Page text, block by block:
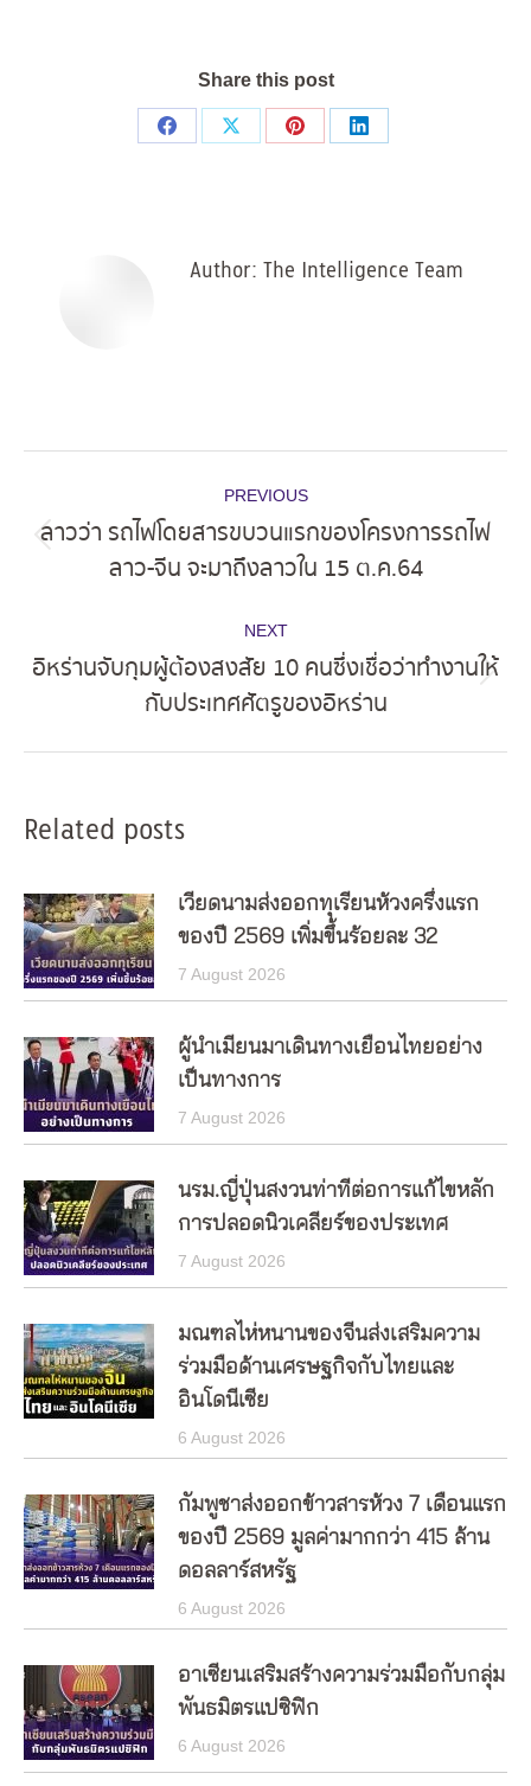
Share this post
Share
Share
Share
Share
Author: The Intelligence Team
navigation
PREVIOUS
Previous
post:
ลาวว่า รถไฟโดยสารขบวนแรกของโครงการรถไฟ
ลาว-จีน จะมาถึงลาวใน 15 ต.ค.64
NEXT
post:
อิหร่านจับกุมผู้ต้องสงสัย 10 คนซึ่งเชื่อว่าทำงานให้
กับประเทศศัตรูของอิหร่าน
Related posts
เวียดนามส่งออกทุเรียนห้วงครึ่งแรก
ของปี 2569 เพิ่มขึ้นร้อยละ 32
7 August 2026
ผู้นำเมียนมาเดินทางเยือนไทยอย่าง
เป็นทางการ
7 August 2026
นรม.ญี่ปุ่นสงวนท่าทีต่อการแก้ไขหลัก
การปลอดนิวเคลียร์ของประเทศ
7 August 2026
มณฑลไห่หนานของจีนส่งเสริมความ
ร่วมมือด้านเศรษฐกิจกับไทยและ
อินโดนีเซีย
6 August 2026
กัมพูชาส่งออกข้าวสารห้วง 7 เดือนแรก
ของปี 2569 มูลค่ามากกว่า 415 ล้าน
ดอลลาร์สหรัฐ
6 August 2026
อาเซียนเสริมสร้างความร่วมมือกับกลุ่ม
พันธมิตรแปซิฟิก
6 August 2026